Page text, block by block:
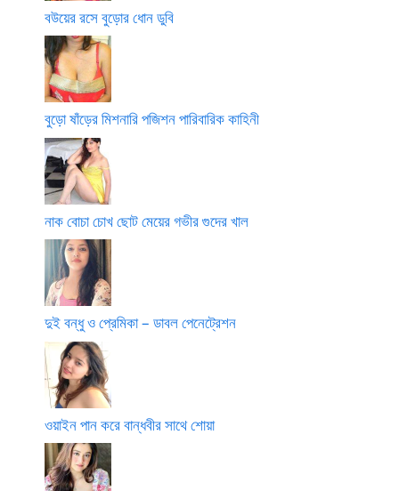
বউয়ের রসে বুড়োর ধোন ডুবি
বুড়ো ষাঁড়ের মিশনারি পজিশন পারিবারিক কাহিনী
নাক বোচা চোখ ছোট মেয়ের গভীর গুদের খাল
দুই বন্ধু ও প্রেমিকা – ডাবল পেনেট্রেশন
ওয়াইন পান করে বান্ধবীর সাথে শোয়া